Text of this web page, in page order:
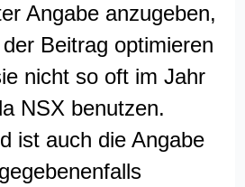
Angabe anzugeben,
Beitrag optimieren
nicht so oft im Jahr
NSX benutzen.
ist auch die Angabe